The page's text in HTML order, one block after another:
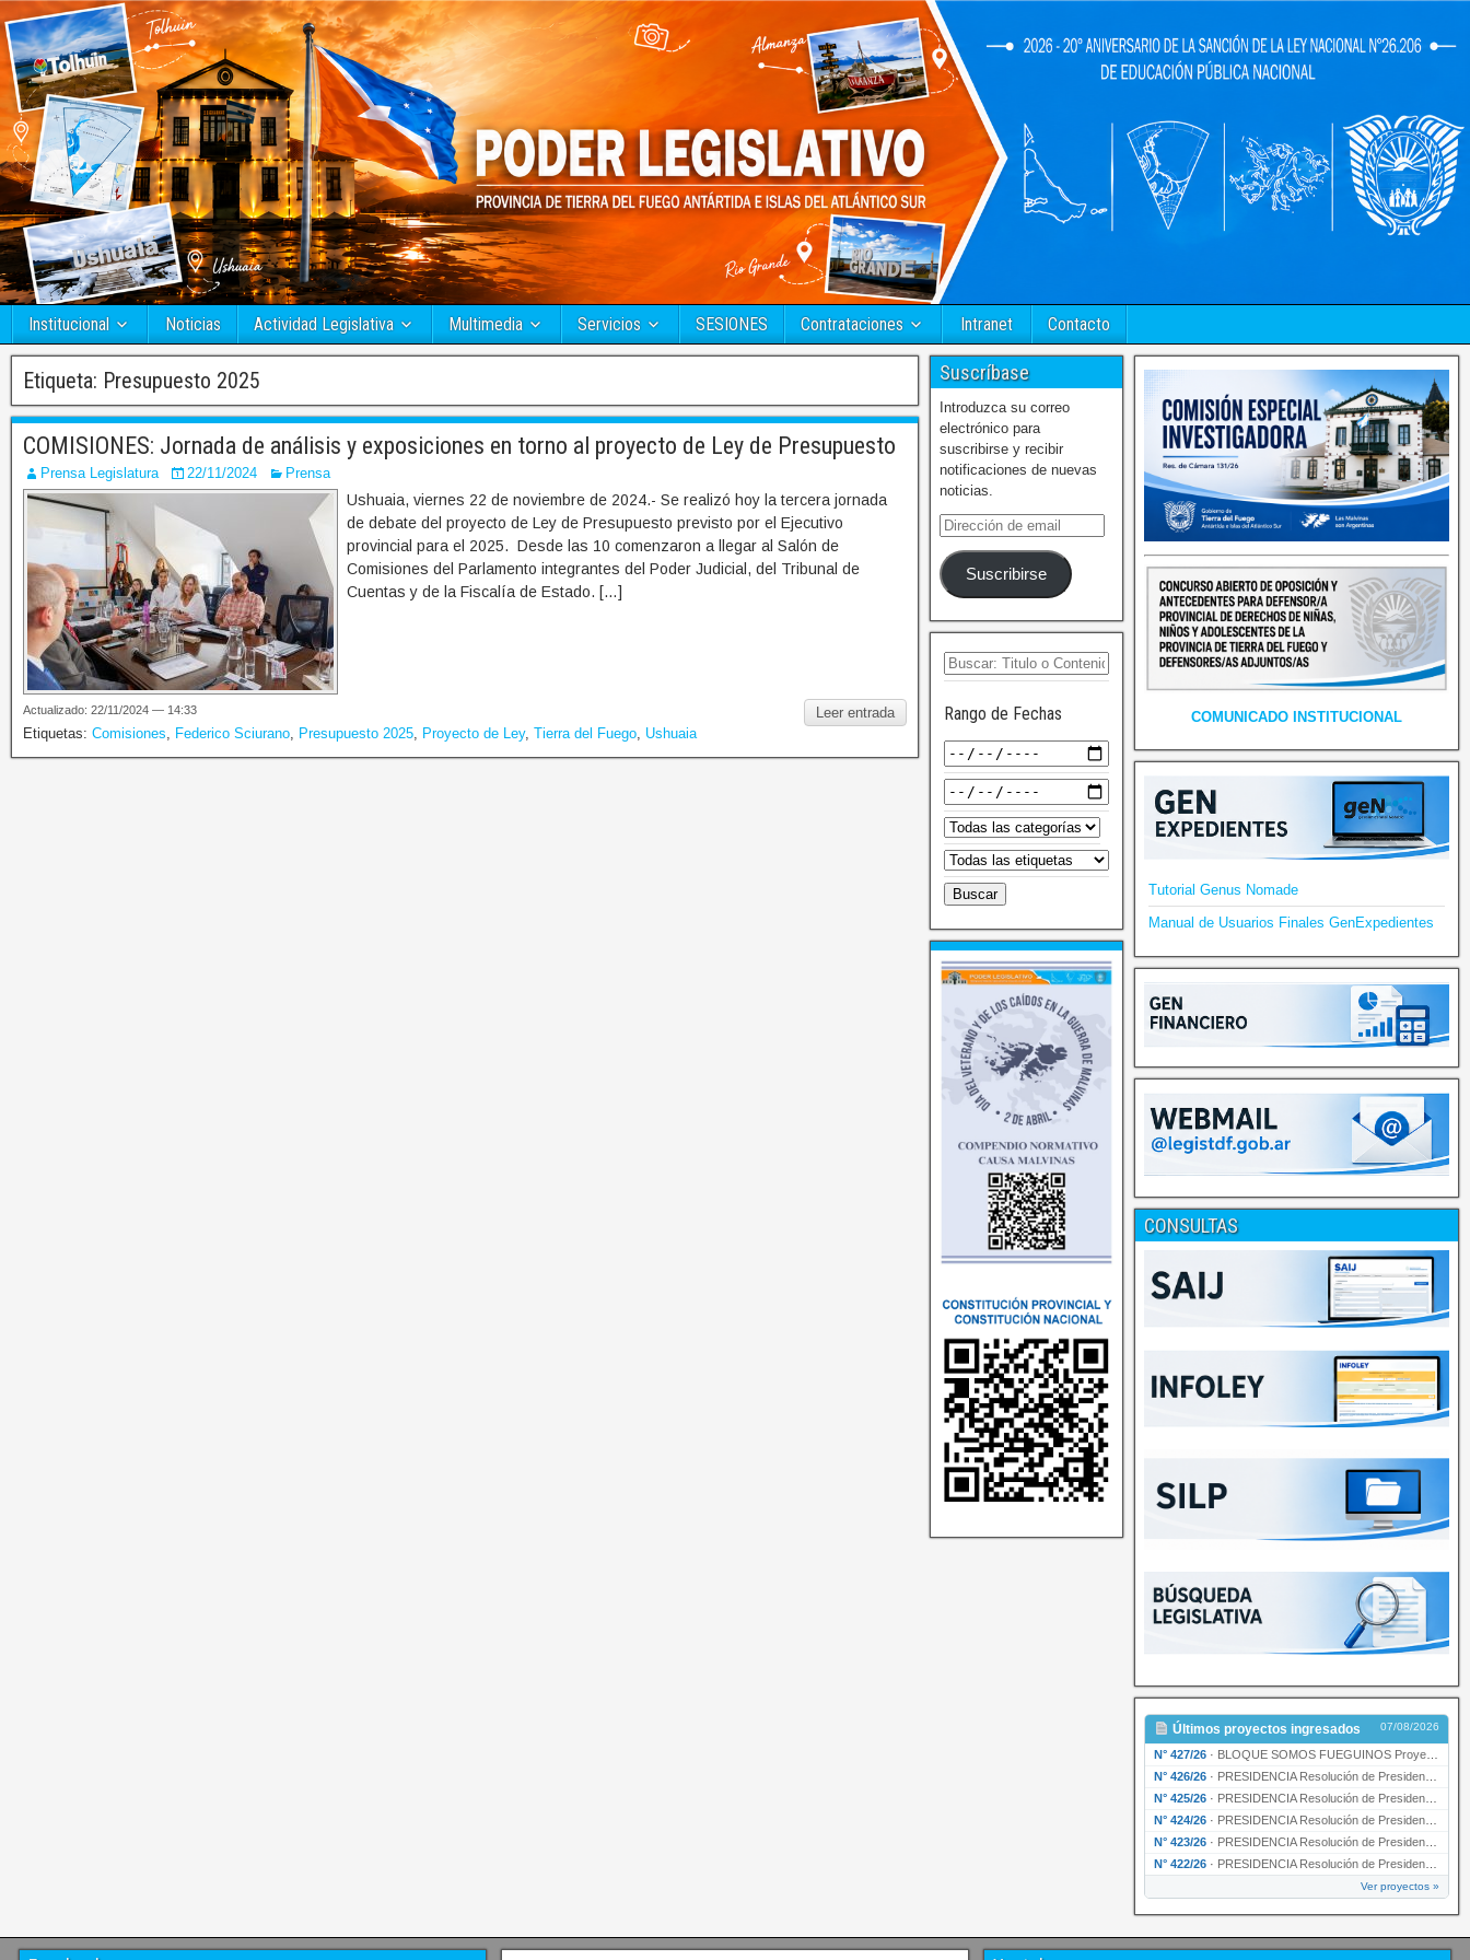
Institucional Noticias Actividad Legislativa Multimedia Servicios SESIONES Contrataciones Intranet Contacto
Etiqueta: Presupuesto 2025
COMISIONES: Jornada de análisis y exposiciones en torno al proyecto de Ley de Presupuesto
Prensa Legislatura 22/11/2024 Prensa
Ushuaia, viernes 22 de noviembre de 2024.- Se realizó hoy la tercera jornada
de debate del proyecto de Ley de Presupuesto previsto por el Ejecutivo
provincial para el 2025. Desde las 10 comenzaron a llegar al Salón de
Comisiones del Parlamento integrantes del Poder Judicial, del Tribunal de
Cuentas y de la Fiscalía de Estado. […]
Leer entrada
Actualizado: 22/11/2024 — 14:33
Etiquetas: Comisiones, Federico Sciurano, Presupuesto 2025, Proyecto de Ley, Tierra del Fuego, Ushuaia
Suscríbase
Introduzca su correo
electrónico para
suscribirse y recibir
notificaciones de nuevas
noticias.
Suscribirse
Rango de Fechas COMUNICADO INSTITUCIONAL
Tutorial Genus Nomade
Manual de Usuarios Finales GenExpedientes
CONSULTAS
Últimos proyectos ingresados 07/08/2026
N° 427/26 · BLOQUE SOMOS FUEGUINOS Proyecto de Declaración declarando de interés provincial PRESIDENCI…
N° 426/26 · PRESIDENCIA Resolución de Presidencia N° 216/26 declarando de interés provincial la labor …
N° 425/26 · PRESIDENCIA Resolución de Presidencia N° 212/26 declarando de interés provincial el “50° A…
N° 424/26 · PRESIDENCIA Resolución de Presidencia Nº 210/26 declarando de interés provincial el proyec…
N° 423/26 · PRESIDENCIA Resolución de Presidencia Nº 209/26 declarando de interés provincial la presen…
N° 422/26 · PRESIDENCIA Resolución de Presidencia N° 200/26 para su ratificación.
Ver proyectos »